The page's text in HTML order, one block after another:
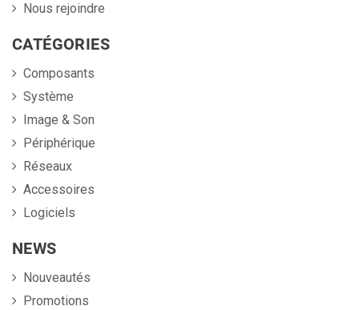
Nous rejoindre
CATÉGORIES
Composants
Système
Image & Son
Périphérique
Réseaux
Accessoires
Logiciels
NEWS
Nouveautés
Promotions